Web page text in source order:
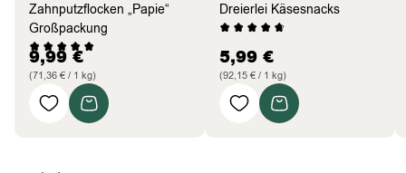
Zahnputzflocken „Papie“
Großpackung
9,99€
(71,36 € / 1 kg)
Dreierlei Käsesnacks
5,99 €
(92,15 € / 1 kg)